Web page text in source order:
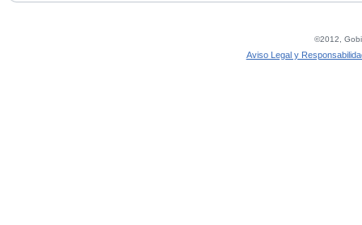
©2012,
Aviso Legal y